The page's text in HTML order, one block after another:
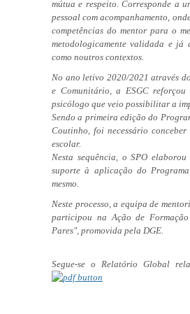
mútua e respeito. Corresponde a
pessoal com acompanhamento,
competências do mentor para o
metodologicamente validada e já
como noutros contextos.
No ano letivo 2020/2021 através
e Comunitário, a ESGC
psicólogo que veio possibilitar a
Sendo a primeira edição do
Coutinho, foi necessário
escolar.
Nesta sequência, o SPO
suporte à aplicação do
mesmo.
Neste processo, a equipa de
participou na Ação de
Pares", promovida pela DGE.
Segue-se o Relatório Global